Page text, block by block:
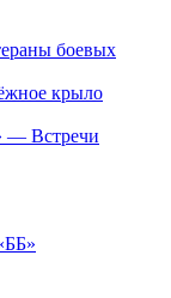
боевых
крыло
Встречи